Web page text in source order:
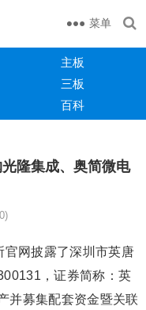
菜单
主板
三板
百科
隆集成、奥简微电
官网披露了深圳市英唐
，证券简称：英
并募集配套资金暨关联